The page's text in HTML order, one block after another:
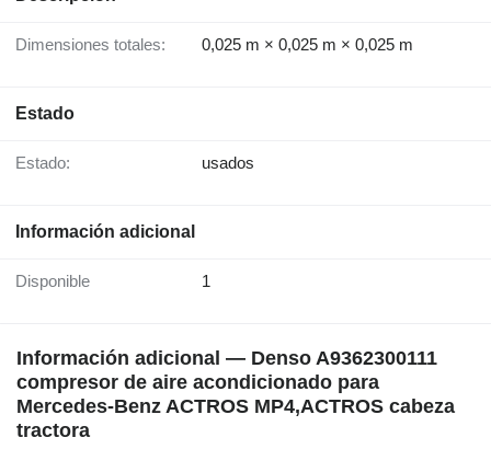
Dimensiones totales: 0,025 m × 0,025 m × 0,025 m
Estado
Estado: usados
Información adicional
Disponible 1
Información adicional — Denso A9362300111
compresor de aire acondicionado para
Mercedes-Benz ACTROS MP4,ACTROS cabeza
tractora